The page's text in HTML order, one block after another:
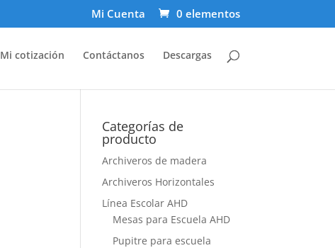
Mi Cuenta 0 elementos
Mi cotización Contáctanos Descargas
Categorías de
producto
Archiveros de madera
Archiveros Horizontales
Línea Escolar AHD
Mesas para Escuela AHD
Pupitre para escuela